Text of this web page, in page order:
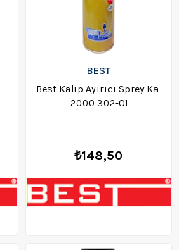
BEST
Best Kalıp Ayırıcı Sprey Ka-
2000 302-01
₺148,50